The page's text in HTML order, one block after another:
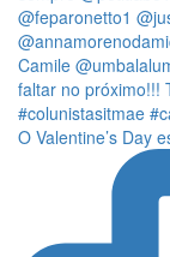
O Valentine’s Day